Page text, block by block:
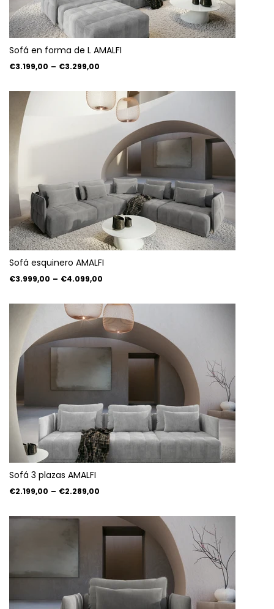
Sofá en forma de L AMALFI
€3.199,00 – €3.299,00
Sofá esquinero AMALFI
€3.999,00 – €4.099,00
Sofá 3 plazas AMALFI
€2.199,00 – €2.289,00